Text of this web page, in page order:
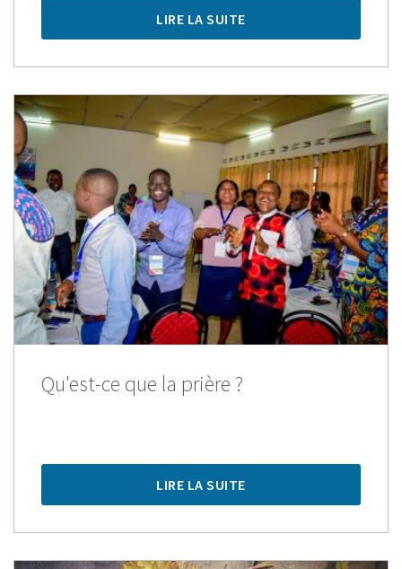
LIRE LA SUITE
Qu'est-ce que la prière ?
LIRE LA SUITE